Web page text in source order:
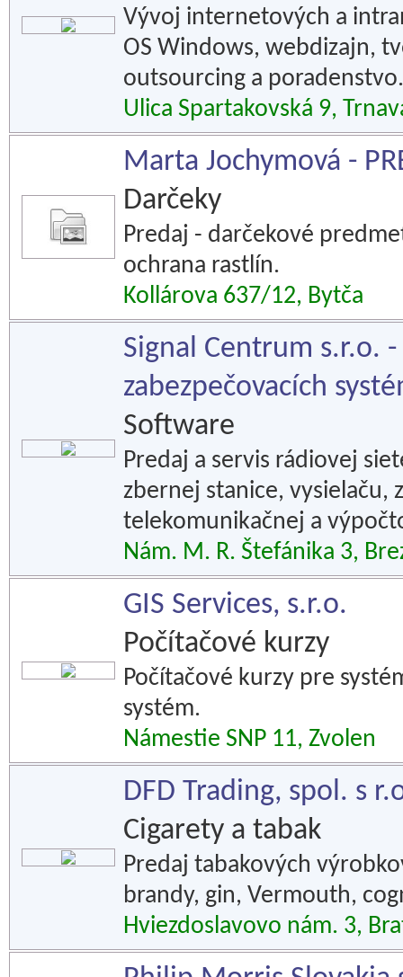
Vývoj internetových a
OS Windows, webdizajn,
outsourcing a poradenstvo.
Ulica Spartakovská 9,
Marta Jochymová -
Darčeky
Predaj - darčekové
ochrana rastlín.
Kollárova 637/12, Bytča
Signal Centrum s.r.o.
zabezpečovacích
Software
Predaj a servis rádiovej
zbernej stanice, vysielaču,
telekomunikačnej a
Nám. M. R. Štefánika 3,
GIS Services, s.r.o.
Počítačové kurzy
Počítačové kurzy pre
systém.
Námestie SNP 11, Zvolen
DFD Trading, spol. s
Cigarety a tabak
Predaj tabakových
brandy, gin, Vermouth,
Hviezdoslavovo nám. 3,